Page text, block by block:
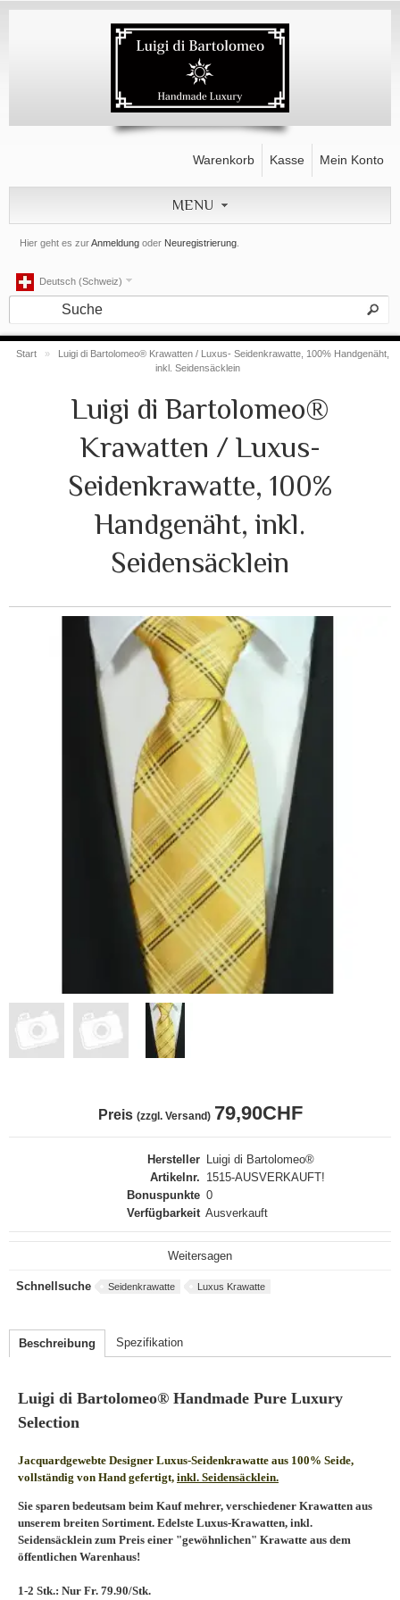
Hier geht es zurAnmeldung oder Neuregistrierung
Warenkorb Kasse Mein Konto
MENU
Deutsch (Schweiz)
Start »
Luigi di Bartolomeo® Krawatten / Luxus- Seidenkrawatte, 100% Handgenäht,
inkl. Seidensäcklein
Luigi di Bartolomeo®
Krawatten / Luxus-
Seidenkrawatte, 100%
Handgenäht, inkl.
Seidensäcklein
Preis (zzgl. Versand) 79,90CHF
Hersteller Luigi di Bartolomeo®
Artikelnr. 1515-AUSVERKAUFT!
Bonuspunkte 0
Verfügbarkeit Ausverkauft
Weitersagen
Schnellsuche Seidenkrawatte Luxus Krawatte
Beschreibung Spezifikation
Luigi di Bartolomeo® Handmade Pure Luxury
Selection
Jacquardgewebte Designer Luxus-Seidenkrawatte aus 100% Seide,
vollständig von Hand gefertigt, inkl. Seidensäcklein.
Sie sparen bedeutsam beim Kauf mehrer, verschiedener Krawatten aus
unserem breiten Sortiment. Edelste Luxus-Krawatten, inkl.
Seidensäcklein zum Preis einer "gewöhnlichen" Krawatte aus dem
öffentlichen Warenhaus!
1-2 Stk.: Nur Fr. 79.90/Stk.